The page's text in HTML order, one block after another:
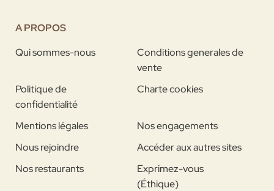
A PROPOS
Qui sommes-nous
Conditions generales de
vente
Politique de
confidentialité
Charte cookies
Mentions légales
Nos engagements
Nous rejoindre
Accéder aux autres sites
Nos restaurants
Exprimez-vous
(Éthique)